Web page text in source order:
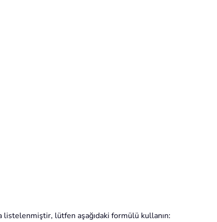
listelenmiştir, lütfen aşağıdaki formülü kullanın: